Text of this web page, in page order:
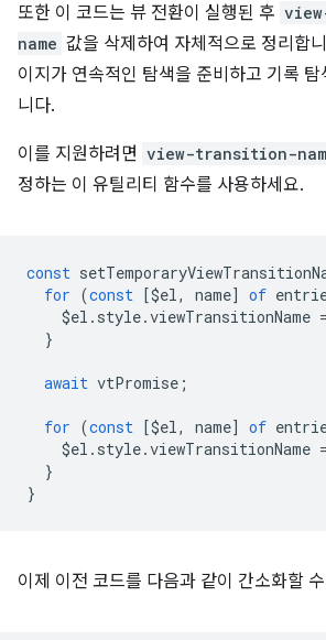
또한 이 코드는 뷰 전환이 실행된 후
name 값을 삭제하여 자체적으로 정리합
이지가 연속적인 탐색을 준비하고 기록
니다.
이를 지원하려면 view-transition-
정하는 이 유틸리티 함수를 사용하세요.
const
for (const [$el , name] of
$el . style.viewTransitionName =
}
await vtPromise ;
for (const [$el , name] of
$el . style.viewTransitionName =
}
}
이제 이전 코드를 다음과 같이 간소화할